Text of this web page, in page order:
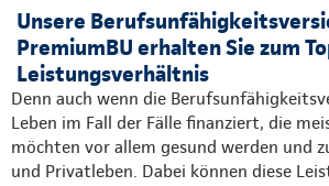
Unsere
PremiumBU erhalten Sie zum
Leistungsverhältnis
Denn auch wenn die
Leben im Fall der Fälle finanziert, die
möchten vor allem gesund werden und
und Privatleben. Dabei können diese